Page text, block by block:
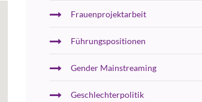
Frauenprojektarbeit
Führungspositionen
Gender Mainstreaming
Geschlechterpolitik